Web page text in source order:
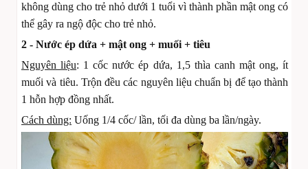
không dùng cho trẻ nhỏ dưới 1 tuổi vì thành phần mật ong có
thể gây ra ngộ độc cho trẻ nhỏ.
2 - Nước ép dứa + mật ong + muối + tiêu
Nguyên liệu: 1 cốc nước ép dứa, 1,5 thìa canh mật ong, ít
muối và tiêu. Trộn đều các nguyên liệu chuẩn bị để tạo thành
1 hỗn hợp đồng nhất.
Cách dùng: Uống 1/4 cốc/ lần, tối đa dùng ba lần/ngày.